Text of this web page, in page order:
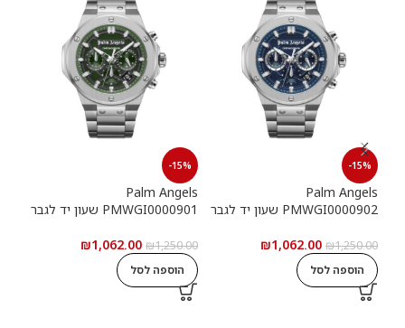
-15%
Palm Angels
PMWGI0000902 שעון יד לגבר
₪1,250.00
₪1,062.00
הוספה לסל
-15%
Palm Angels
PMWGI0000901 שעון יד לגבר
₪1,250.00
₪1,062.00
הוספה לסל